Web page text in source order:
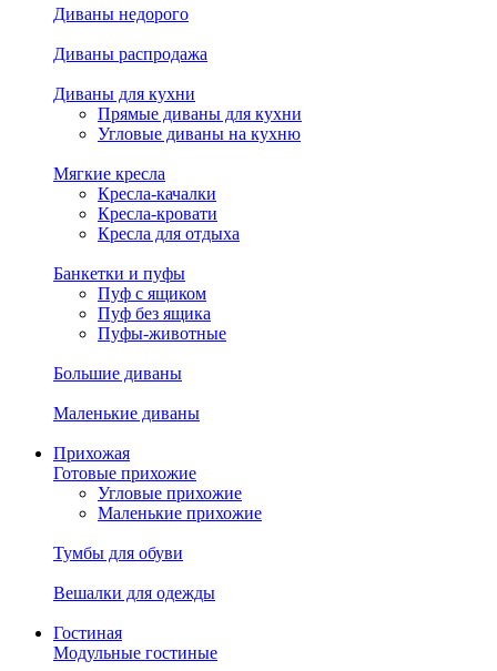
Диваны недорого
Диваны распродажа
Диваны для кухни
Прямые диваны для кухни
Угловые диваны на кухню
Мягкие кресла
Кресла-качалки
Кресла-кровати
Кресла для отдыха
Банкетки и пуфы
Пуф с ящиком
Пуф без ящика
Пуфы-животные
Большие диваны
Маленькие диваны
Прихожая
Готовые прихожие
Угловые прихожие
Маленькие прихожие
Тумбы для обуви
Вешалки для одежды
Гостиная
Модульные гостиные